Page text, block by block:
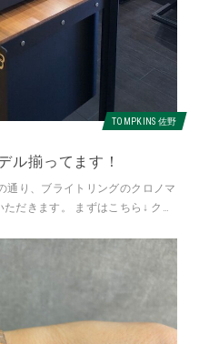
TOMPKINS 佐野
ル揃ってます！
通り、ブライトリングのクロノマ
だきます。 まずはこちら↓ クロ